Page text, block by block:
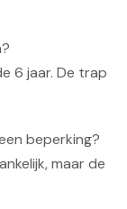
6 jaar. De trap
beperking?
maar de